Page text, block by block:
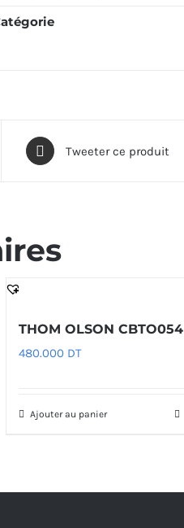
Tweeter ce produit
THOM OLSON CBTO054
480.000 DT
Ajouter au panier